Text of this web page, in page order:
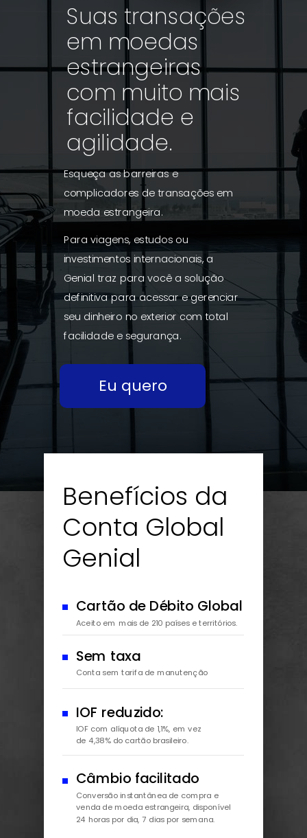
Suas transações
em moedas
estrangeiras
com muito mais
facilidade e
agilidade.
Esqueça as barreiras e
complicadores de transações em
moeda estrangeira.
Para viagens, estudos ou
investimentos internacionais, a
Genial traz para você a solução
definitiva para acessar e gerenciar
seu dinheiro no exterior com total
facilidade e segurança.
Benefícios da
Conta Global
Genial
Cartão de Débito Global
Aceito em mais de 210 países e territórios.
Conta sem tarifa de manutenção
Sem taxa
IOF com alíquota de 1,1%, em vez
de 4,38% do cartão brasileiro.
IOF reduzido:
Conversão instantânea de compra e
venda de moeda estrangeira, disponível
24 horas por dia, 7 dias por semana.
Câmbio facilitado
Eu quero